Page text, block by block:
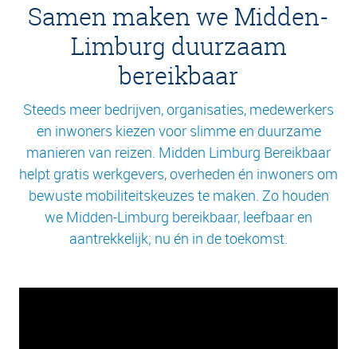
Samen maken we Midden-
Limburg duurzaam
bereikbaar
Steeds meer bedrijven, organisaties, medewerkers
en inwoners kiezen voor slimme en duurzame
manieren van reizen. Midden Limburg Bereikbaar
helpt gratis werkgevers, overheden én inwoners om
bewuste mobiliteitskeuzes te maken. Zo houden
we Midden-Limburg bereikbaar, leefbaar en
aantrekkelijk; nu én in de toekomst.